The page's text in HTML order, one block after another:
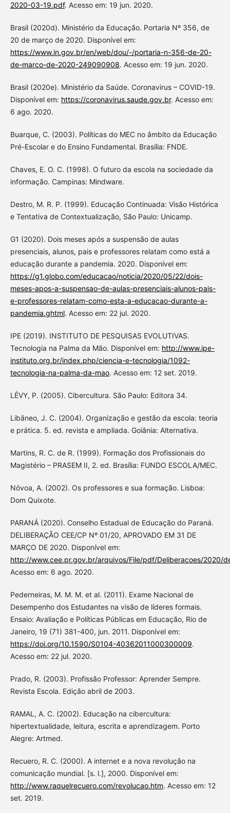
2020-03-19.pdf. Acesso em: 19 jun. 2020.
Brasil (2020d). Ministério da Educação. Portaria Nº 356, de
20 de março de 2020. Disponível em:
https://www.in.gov.br/en/web/dou/-/portaria-n-356-de-20-
de-marco-de-2020-249090908. Acesso em: 19 jun. 2020.
Brasil (2020e). Ministério da Saúde. Coronavirus – COVID-19.
Disponível em: https://coronavirus.saude.gov.br. Acesso em:
6 ago. 2020.
Buarque, C. (2003). Políticas do MEC no âmbito da Educação
Pré-Escolar e do Ensino Fundamental. Brasília: FNDE.
Chaves, E. O. C. (1998). O futuro da escola na sociedade da
informação. Campinas: Mindware.
Destro, M. R. P. (1999). Educação Continuada: Visão Histórica
e Tentativa de Contextualização, São Paulo: Unicamp.
G1 (2020). Dois meses após a suspensão de aulas
presenciais, alunos, pais e professores relatam como está a
educação durante a pandemia. 2020. Disponível em:
https://g1.globo.com/educacao/noticia/2020/05/22/dois-
meses-apos-a-suspensao-de-aulas-presenciais-alunos-pais-
e-professores-relatam-como-esta-a-educacao-durante-a-
pandemia.ghtml. Acesso em: 22 jul. 2020.
IPE (2019). INSTITUTO DE PESQUISAS EVOLUTIVAS.
Tecnologia na Palma da Mão. Disponível em: http://www.ipe-
instituto.org.br/index.php/ciencia-e-tecnologia/1092-
tecnologia-na-palma-da-mao. Acesso em: 12 set. 2019.
LÉVY, P. (2005). Cibercultura. São Paulo: Editora 34.
Libâneo, J. C. (2004). Organização e gestão da escola: teoria
e prática. 5. ed. revista e ampliada. Goiânia: Alternativa.
Martins, R. C. de R. (1999). Formação dos Profissionais do
Magistério – PRASEM II, 2. ed. Brasília: FUNDO ESCOLA/MEC.
Nóvoa, A. (2002). Os professores e sua formação. Lisboa:
Dom Quixote.
PARANÁ (2020). Conselho Estadual de Educação do Paraná.
DELIBERAÇÃO CEE/CP Nº 01/20, APROVADO EM 31 DE
MARÇO DE 2020. Disponível em:
http://www.cee.pr.gov.br/arquivos/File/pdf/Deliberacoes/2020/
Acesso em: 6 ago. 2020.
Pederneiras, M. M. M. et al. (2011). Exame Nacional de
Desempenho dos Estudantes na visão de líderes formais.
Ensaio: Avaliação e Políticas Públicas em Educação, Rio de
Janeiro, 19 (71) 381-400, jun. 2011. Disponível em:
https://doi.org/10.1590/S0104-40362011000300009.
Acesso em: 22 jul. 2020.
Prado, R. (2003). Profissão Professor: Aprender Sempre.
Revista Escola. Edição abril de 2003.
RAMAL, A. C. (2002). Educação na cibercultura:
hipertextualidade, leitura, escrita e aprendizagem. Porto
Alegre: Artmed.
Recuero, R. C. (2000). A internet e a nova revolução na
comunicação mundial. [s. l.], 2000. Disponível em:
http://www.raquelrecuero.com/revolucao.htm. Acesso em: 12
set. 2019.